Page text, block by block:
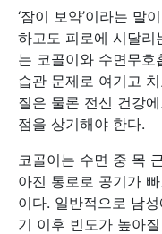
‘잠이 보약’이라는 말
하고도 피로에 시달리
는 코골이와 수면무호
습관 문제로 여기고
질은 물론 전신 건강
점을 상기해야 한다.
코골이는 수면 중 목
아진 통로로 공기가
이다. 일반적으로 남
기 이후 빈도가 높아